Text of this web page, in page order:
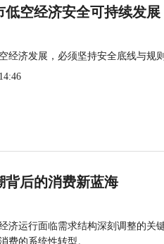
低空经济安全可持续发展
经济发展，必须坚持安全底线与规
背后的消费新蓝海
济运行面临需求结构深刻调整的关
费的系统性转型。